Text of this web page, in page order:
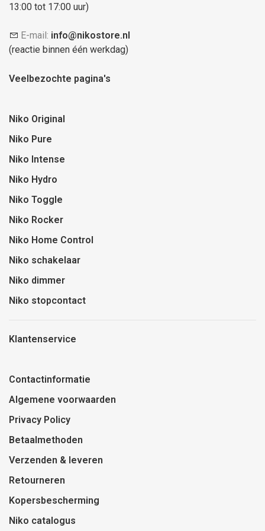
13:00 tot 17:00 uur)
E-mail: info@nikostore.nl
(reactie binnen één werkdag)
Veelbezochte pagina's
Niko Original
Niko Pure
Niko Intense
Niko Hydro
Niko Toggle
Niko Rocker
Niko Home Control
Niko schakelaar
Niko dimmer
Niko stopcontact
Klantenservice
Contactinformatie
Algemene voorwaarden
Privacy Policy
Betaalmethoden
Verzenden & leveren
Retourneren
Kopersbescherming
Niko catalogus